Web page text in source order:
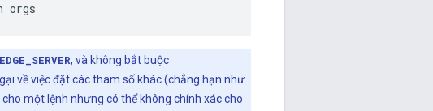
orgs
EDGE_SERVER, và không bắt buộc
về việc đặt các tham số khác (chẳng hạn như
một lệnh nhưng có thể không chính xác cho